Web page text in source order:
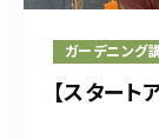
ガーデニング
【スター